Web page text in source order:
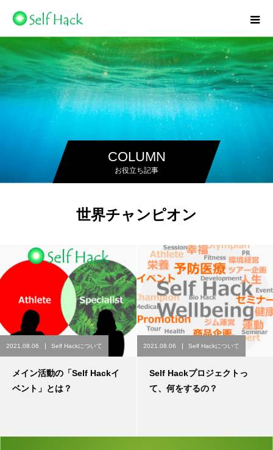
COLUMN
お役立ち記事
世界チャンピオン
2021.08.06 Self Hackについて
メイン活動の「Self Hackイ
ベント」とは？
2021.08.06 Self Hackについて
Self Hackプロジェクトっ
て、何をするの？